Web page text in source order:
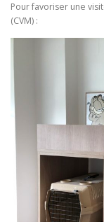
Pour favoriser une
(CVM) :